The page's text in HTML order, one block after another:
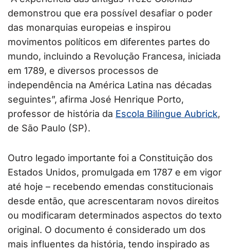
demonstrou que era possível desafiar o poder
das monarquias europeias e inspirou
movimentos políticos em diferentes partes do
mundo, incluindo a Revolução Francesa, iniciada
em 1789, e diversos processos de
independência na América Latina nas décadas
seguintes”, afirma José Henrique Porto,
professor de história da Escola Bilíngue Aubrick,
de São Paulo (SP).
Outro legado importante foi a Constituição dos
Estados Unidos, promulgada em 1787 e em vigor
até hoje – recebendo emendas constitucionais
desde então, que acrescentaram novos direitos
ou modificaram determinados aspectos do texto
original. O documento é considerado um dos
mais influentes da história, tendo inspirado as